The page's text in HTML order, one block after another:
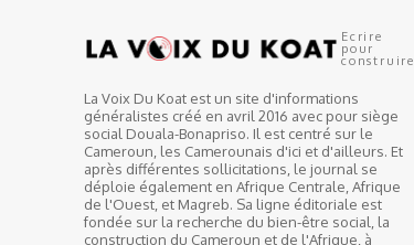
Ecrire
pour
construire
La Voix Du Koat est un site d'informations
généralistes créé en avril 2016 avec pour siège
social Douala-Bonapriso. Il est centré sur le
Cameroun, les Camerounais d'ici et d'ailleurs. Et
après différentes sollicitations, le journal se
déploie également en Afrique Centrale, Afrique
de l'Ouest, et Magreb. Sa ligne éditoriale est
fondée sur la recherche du bien-être social, la
construction du Cameroun et de l'Afrique, à